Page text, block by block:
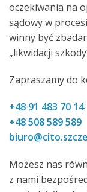
oczekiwania na
sądowy w
winny być
„likwidacji
Zapraszamy do
+48 91 483 70 14
+48 508 589 589
Możesz nas
z nami